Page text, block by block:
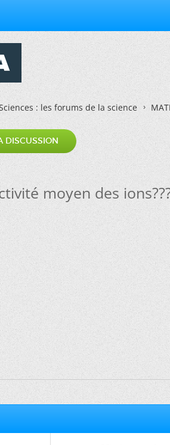
: les forums de la science
DISCUSSION
moyen des